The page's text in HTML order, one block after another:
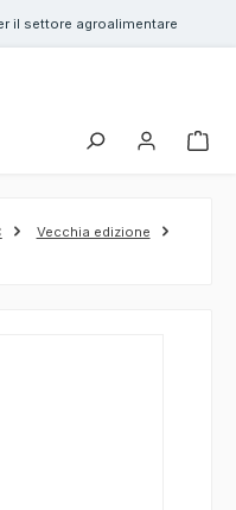
il settore agroalimentare
Vecchia edizione